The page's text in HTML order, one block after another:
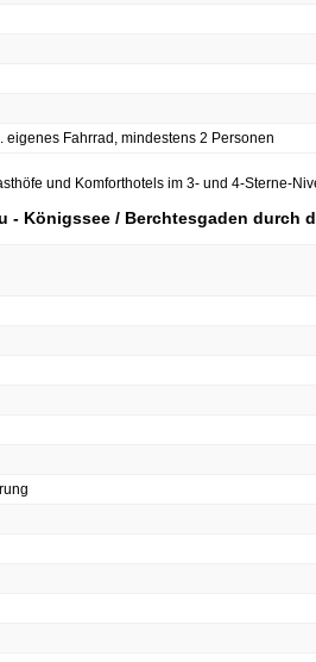
Fahrrad, mindestens 2 Personen
und Komforthotels im 3- und 4-Sterne-
- Königssee / Berchtesgaden durch